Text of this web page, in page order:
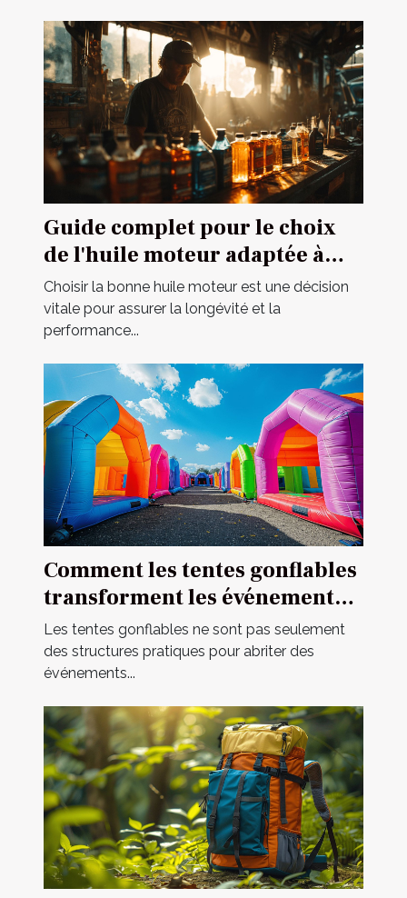
Guide complet pour le choix
de l'huile moteur adaptée à
votre véhicule
Choisir la bonne huile moteur est une décision
vitale pour assurer la longévité et la
performance...
Comment les tentes gonflables
transforment les événements
en spectacles
Les tentes gonflables ne sont pas seulement
des structures pratiques pour abriter des
événements...